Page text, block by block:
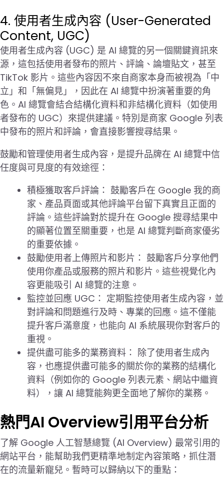
4. 使用者生成內容 (User-Generated
Content, UGC)
使用者生成內容 (UGC) 是 AI 總覽的另一個關鍵資訊來
源，這包括使用者發布的照片、評論、論壇貼文，甚至
TikTok 影片。這些內容因不來自商家本身而被視為「中
立」和「無偏見」，因此在 AI 總覽中扮演著重要的角
色。AI 總覽會結合結構化資料和非結構化資料（如使用
者發布的 UGC）來提供建議。特別是商家 Google 列表
中發布的照片和評論，會直接影響搜尋結果。
鼓勵和管理使用者生成內容，是提升品牌在 AI 總覽中信
任度與可見度的有效途徑：
積極獲取客戶評論： 鼓勵客戶在 Google 我的商
家、產品頁面或其他評論平台留下真實且正面的
評論。這些評論對於提升在 Google 搜尋結果中
的顯著位置至關重要，也是 AI 總覽判斷商家優劣
的重要依據。
鼓勵使用者上傳照片和影片： 鼓勵客戶分享他們
使用你產品或服務的照片和影片。這些視覺化內
容更能吸引 AI 總覽的注意。
監控並回應 UGC： 定期監控使用者生成內容，並
對評論和問題進行及時、專業的回應。這不僅能
提升客戶滿意度，也能向 AI 系統展現你對客戶的
重視。
提供盡可能多的業務資料： 除了使用者生成內
容，也應提供盡可能多的關於你的業務的結構化
資料（例如你的 Google 列表元素、網站中繼資
料），讓 AI 總覽能夠更全面地了解你的業務。
熱門AI Overview引用平台分析
了解 Google 人工智慧總覽 (AI Overview) 最常引用的
網站平台，能幫助我們更精準地制定內容策略，抓住潛
在的流量新寵兒。暫時可以歸納以下的重點：